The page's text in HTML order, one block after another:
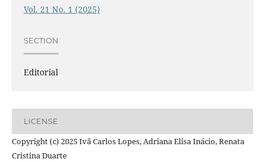
Vol. 21 No. 1 (2025)
SECTION
Editorial
LICENSE
Copyright (c) 2025 Ivã Carlos Lopes, Adriana Elisa Inácio, Renata
Cristina Duarte